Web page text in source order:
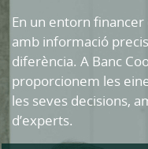
En un entorn
amb informació
diferència. A Banc
proporcionem les
les seves decisions,
d’experts.